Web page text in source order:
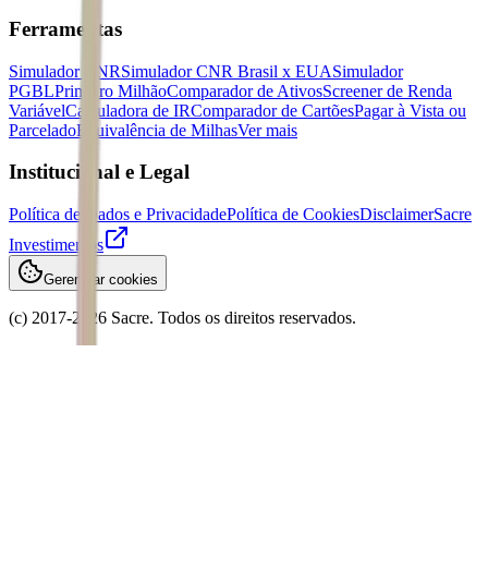
Ferramentas
Simulador CNRSimulador CNR Brasil x EUASimulador
PGBLPrimeiro MilhãoComparador de AtivosScreener de Renda
VariávelCalculadora de IRComparador de CartõesPagar à Vista ou
ParceladoEquivalência de MilhasVer mais
Institucional e Legal
Política de Dados e PrivacidadePolítica de CookiesDisclaimerSacre
Investimentos
Gerenciar cookies
(c) 2017-2026 Sacre. Todos os direitos reservados.